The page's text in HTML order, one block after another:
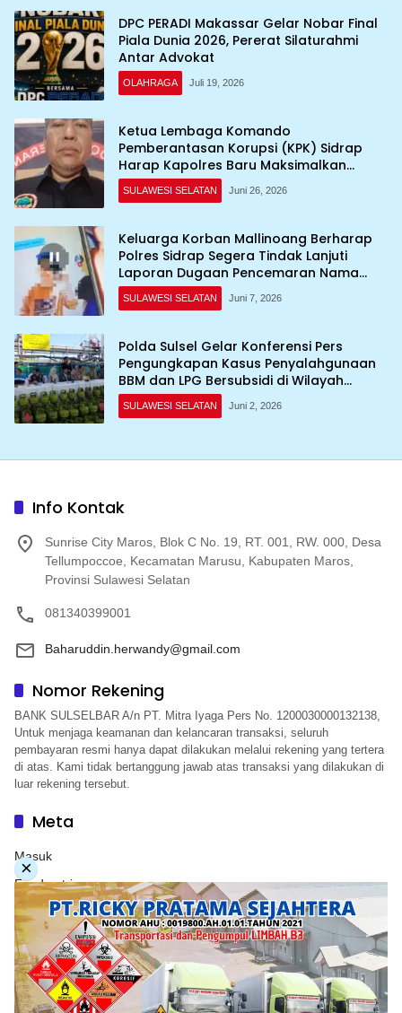
DPC PERADI Makassar Gelar Nobar Final
Piala Dunia 2026, Pererat Silaturahmi
Antar Advokat
OLAHRAGA Juli 19, 2026
Ketua Lembaga Komando
Pemberantasan Korupsi (KPK) Sidrap
Harap Kapolres Baru Maksimalkan
Penanganan Kasus
SULAWESI SELATAN Juni 26, 2026
Keluarga Korban Mallinoang Berharap
Polres Sidrap Segera Tindak Lanjuti
Laporan Dugaan Pencemaran Nama
Baik di TikTok
SULAWESI SELATAN Juni 7, 2026
Polda Sulsel Gelar Konferensi Pers
Pengungkapan Kasus Penyalahgunaan
BBM dan LPG Bersubsidi di Wilayah
Sulawesi Selatan
SULAWESI SELATAN Juni 2, 2026
Info Kontak
Sunrise City Maros, Blok C No. 19, RT. 001, RW. 000, Desa
Tellumpoccoe, Kecamatan Marusu, Kabupaten Maros,
Provinsi Sulawesi Selatan
081340399001
Baharuddin.herwandy@gmail.com
Nomor Rekening
BANK SULSELBAR A/n PT. Mitra Iyaga Pers No. 1200030000132138,
Untuk menjaga keamanan dan kelancaran transaksi, seluruh
pembayaran resmi hanya dapat dilakukan melalui rekening yang tertera
di atas. Kami tidak bertanggung jawab atas transaksi yang dilakukan di
luar rekening tersebut.
Meta
Masuk
Feed entri
Feed komentar
WordPress.org
×